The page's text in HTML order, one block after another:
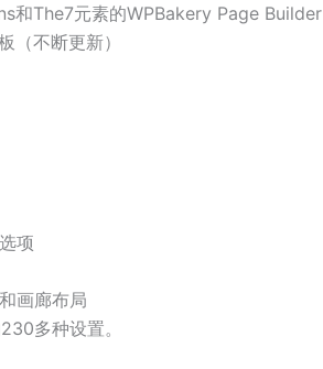
和The7元素的WPBakery Page Builder
（不断更新）
项
画廊布局
多种设置。